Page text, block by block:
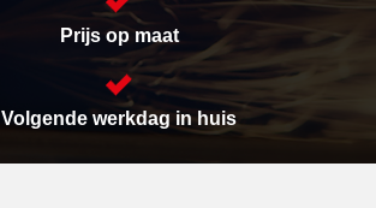
Prijs op maat
Volgende werkdag in huis